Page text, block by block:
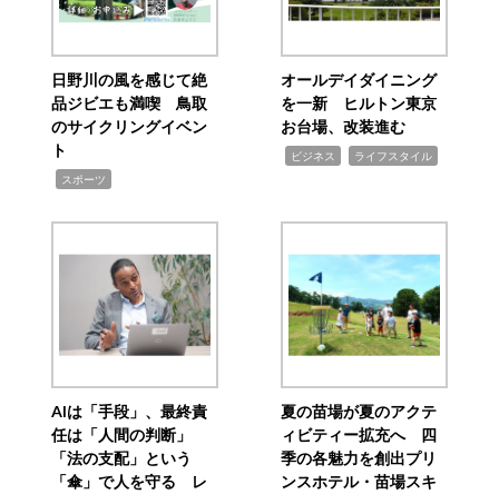
日野川の風を感じて絶
品ジビエも満喫 鳥取
のサイクリングイベン
ト
スポーツ
オールデイダイニング
を一新 ヒルトン東京
お台場、改装進む
ビジネス ライフスタイル
AIは「手段」、最終責
任は「人間の判断」
「法の支配」という
「傘」で人を守る レ
夏の苗場が夏のアクテ
ィビティー拡充へ 四
季の各魅力を創出プリ
ンスホテル・苗場スキ